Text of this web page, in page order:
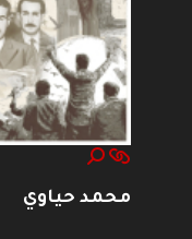
محمد حياوي